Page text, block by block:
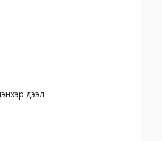
дээл